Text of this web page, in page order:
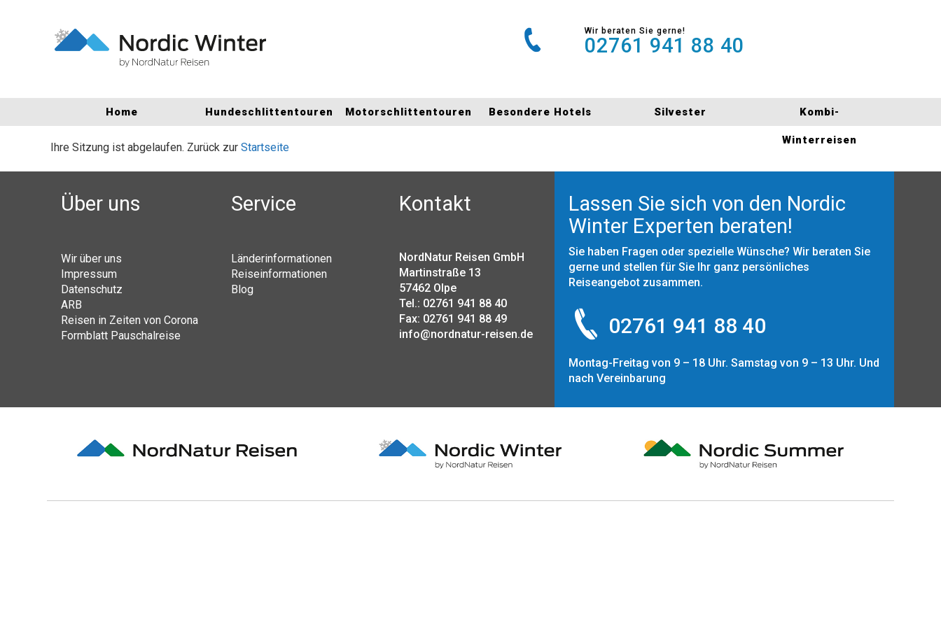
Wir beraten Sie gerne!
02761 941 88 40
Home Hundeschlittentouren Motorschlittentouren Besondere Hotels Silvester Kombi-
Winterreisen
Ihre Sitzung ist abgelaufen. Zurück zur Startseite
Über uns
Wir über uns
Impressum
Datenschutz
ARB
Reisen in Zeiten von Corona
Formblatt Pauschalreise
Service
Länderinformationen
Reiseinformationen
Blog
Kontakt
NordNatur Reisen GmbH
Martinstraße 13
57462 Olpe
Tel.: 02761 941 88 40
Fax: 02761 941 88 49
info@nordnatur-reisen.de
Lassen Sie sich von den Nordic
Winter Experten beraten!
Sie haben Fragen oder spezielle Wünsche? Wir beraten Sie
gerne und stellen für Sie Ihr ganz persönliches
Reiseangebot zusammen.
02761 941 88 40
Montag-Freitag von 9 – 18 Uhr. Samstag von 9 – 13 Uhr. Und
nach Vereinbarung